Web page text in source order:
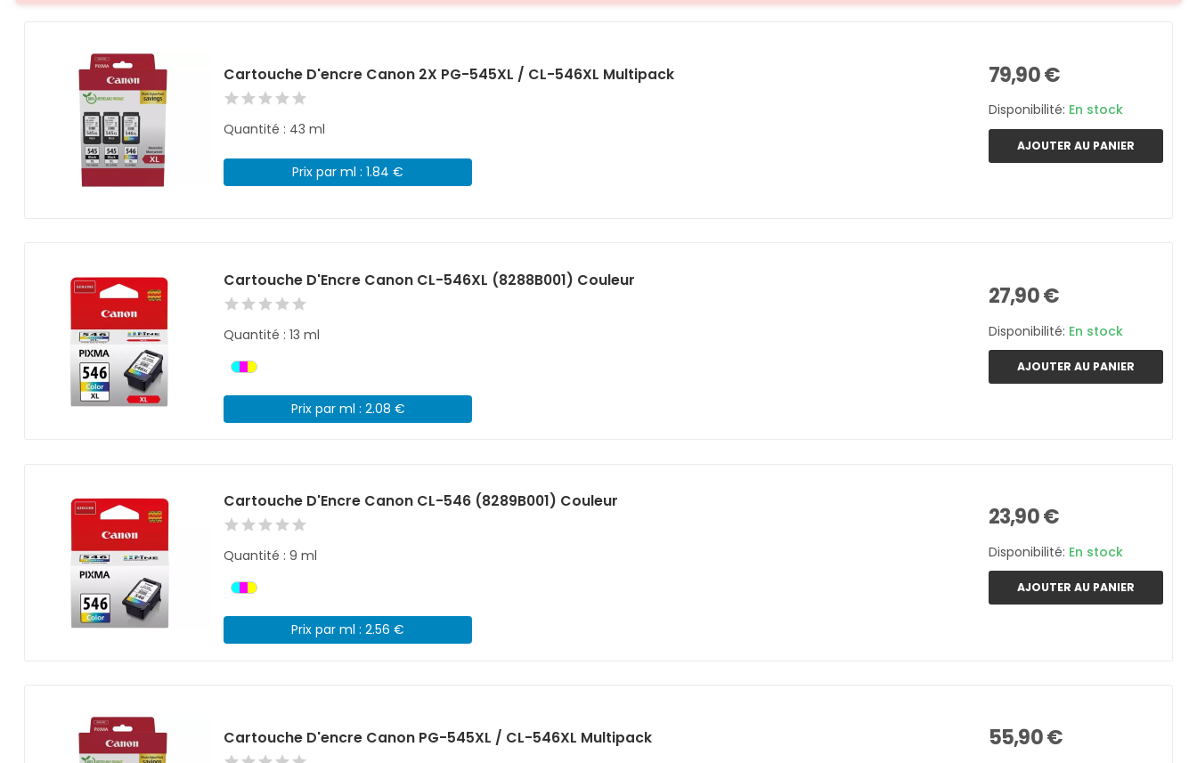
Cartouche D'encre Canon 2X PG-545XL / CL-546XL Multipack
Quantité : 43 ml
Prix par ml : 1.84 €
79,90 €
Disponibilité: En stock
AJOUTER AU PANIER
Cartouche D'Encre Canon CL-546XL (8288B001) Couleur
Quantité : 13 ml
Prix par ml : 2.08 €
27,90 €
Disponibilité: En stock
AJOUTER AU PANIER
Cartouche D'Encre Canon CL-546 (8289B001) Couleur
Quantité : 9 ml
Prix par ml : 2.56 €
23,90 €
Disponibilité: En stock
AJOUTER AU PANIER
Cartouche D'encre Canon PG-545XL / CL-546XL Multipack 55,90 €